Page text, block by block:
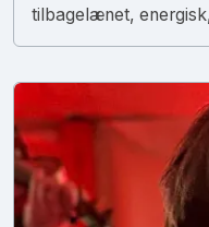
tilbagelænet,